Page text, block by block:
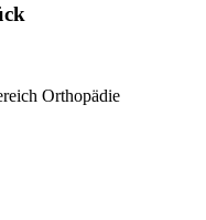
Orthopädie